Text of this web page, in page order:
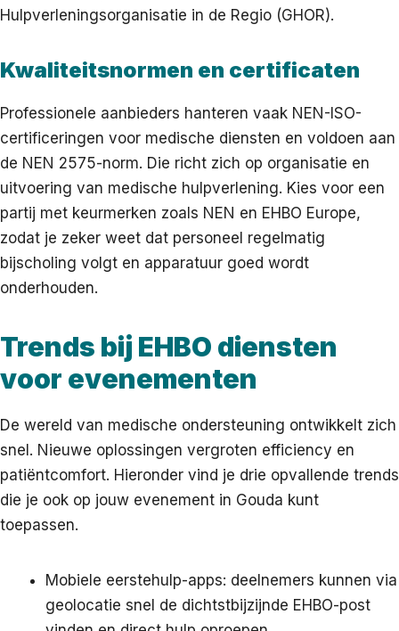
Hulpverleningsorganisatie in de Regio (GHOR).
Kwaliteitsnormen en certificaten
Professionele aanbieders hanteren vaak NEN-ISO-
certificeringen voor medische diensten en voldoen aan
de NEN 2575-norm. Die richt zich op organisatie en
uitvoering van medische hulpverlening. Kies voor een
partij met keurmerken zoals NEN en EHBO Europe,
zodat je zeker weet dat personeel regelmatig
bijscholing volgt en apparatuur goed wordt
onderhouden.
Trends bij EHBO diensten
voor evenementen
De wereld van medische ondersteuning ontwikkelt zich
snel. Nieuwe oplossingen vergroten efficiency en
patiëntcomfort. Hieronder vind je drie opvallende trends
die je ook op jouw evenement in Gouda kunt
toepassen.
Mobiele eerstehulp-apps: deelnemers kunnen via
geolocatie snel de dichtstbijzijnde EHBO-post